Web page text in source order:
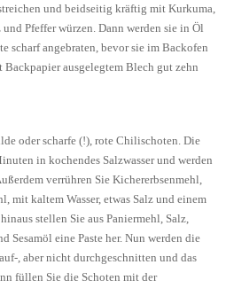
und beidseitig kräftig mit Kurkuma,
Pfeffer würzen. Dann werden sie in Öl
scharf angebraten, bevor sie im Backofen
ausgelegtem Blech gut zehn
oder scharfe (!), rote Chilischoten. Die
in kochendes Salzwasser und werden
verrühren Sie Kichererbsenmehl,
mit kaltem Wasser, etwas Salz und einem
stellen Sie aus Paniermehl, Salz,
Sesamöl eine Paste her. Nun werden die
, aber nicht durchgeschnitten und das
füllen Sie die Schoten mit der